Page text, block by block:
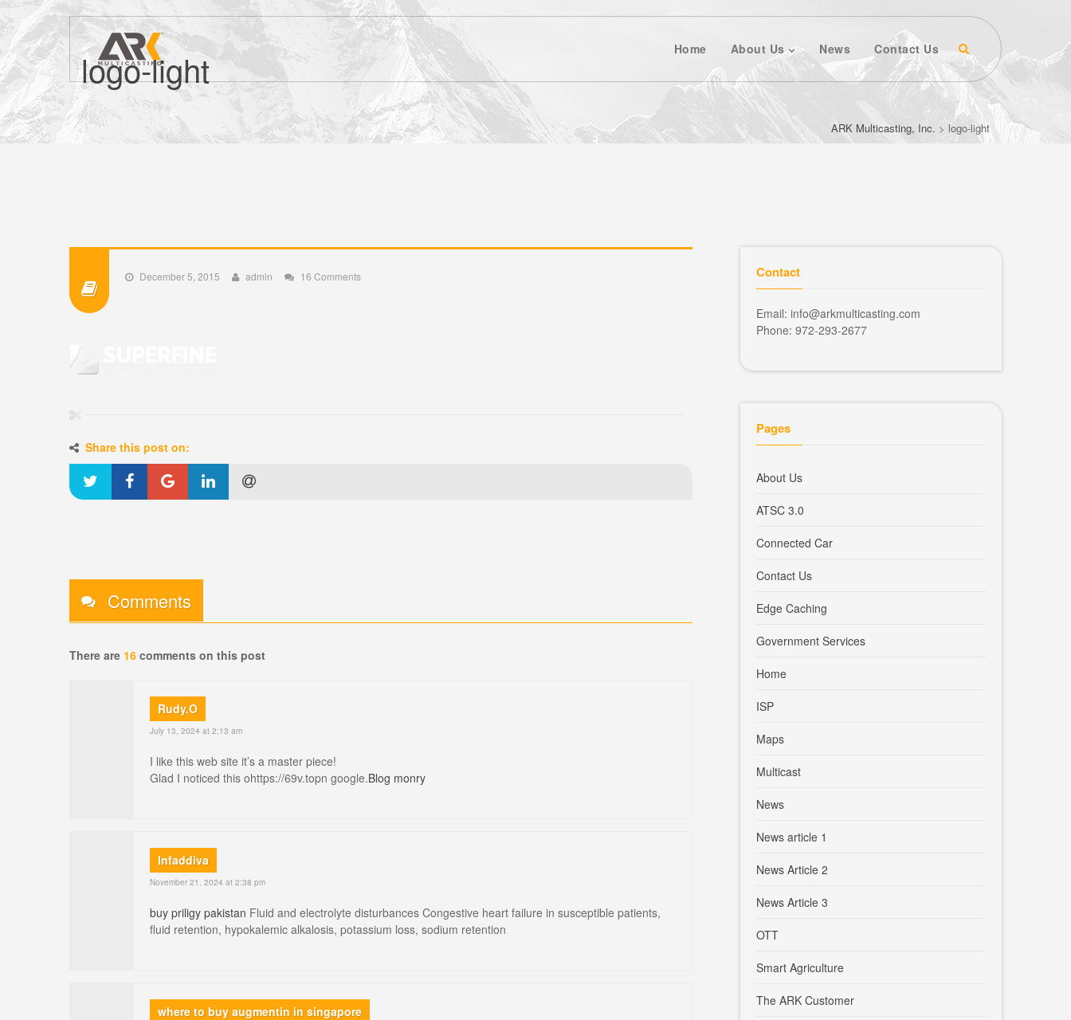
Home About Us News Contact Us
logo-light
ARK Multicasting, Inc. > logo-light
December 5, 2015 admin 16 Comments
Share this post on:
Comments
There are 16 comments on this post
Rudy.O
July 13, 2024 at 2:13 am
I like this web site it’s a master piece!
Glad I noticed this ohttps://69v.topn google.Blog monry
Infaddiva
November 21, 2024 at 2:38 pm
buy priligy pakistan Fluid and electrolyte disturbances Congestive heart failure in susceptible patients,
fluid retention, hypokalemic alkalosis, potassium loss, sodium retention
where to buy augmentin in singapore
Contact
Email: info@arkmulticasting.com
Phone: 972-293-2677
Pages
About Us
ATSC 3.0
Connected Car
Contact Us
Edge Caching
Government Services
Home
ISP
Maps
Multicast
News
News article 1
News Article 2
News Article 3
OTT
Smart Agriculture
The ARK Customer